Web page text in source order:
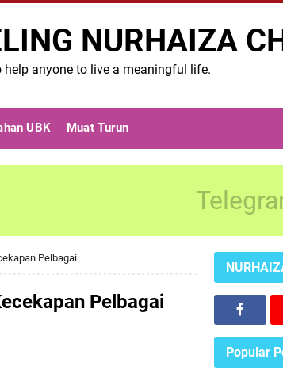
NURHAIZA
help anyone to live a meaningful life.
UBK Muat Turun
Pelbagai
Pelbagai
Popular